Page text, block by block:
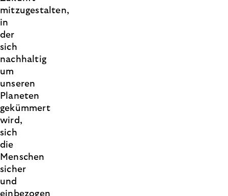
mitzugestalten,
in
der
sich
nachhaltig
um
unseren
Planeten
gekümmert
wird,
sich
die
Menschen
sicher
und
einbezogen